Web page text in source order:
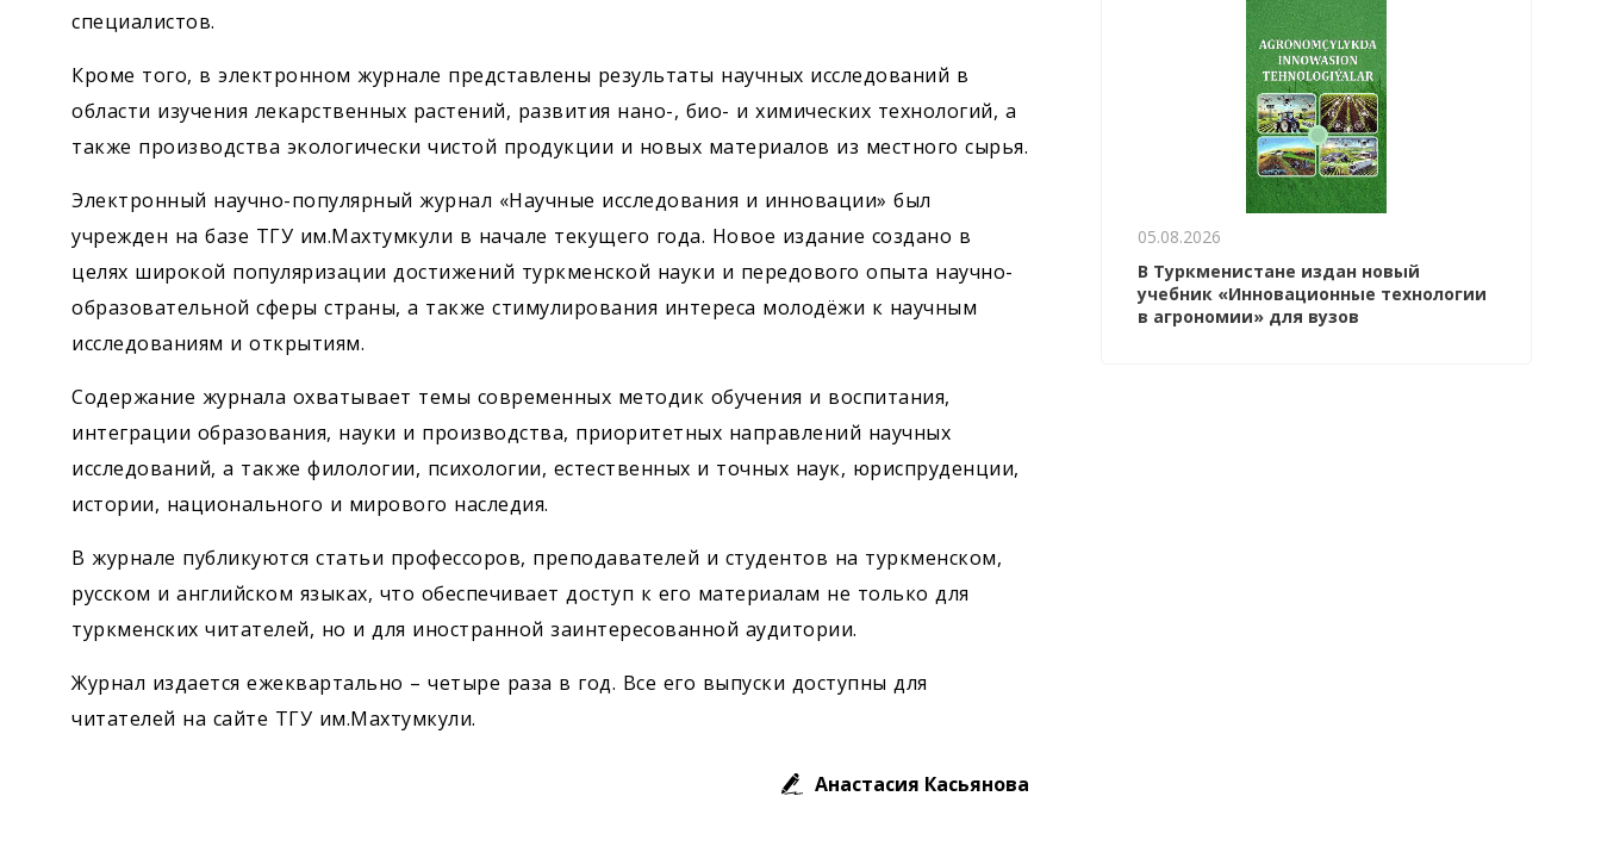
специалистов.
Кроме того, в электронном журнале представлены результаты научных исследований в
области изучения лекарственных растений, развития нано-, био- и химических технологий, а
также производства экологически чистой продукции и новых материалов из местного сырья.
Электронный научно-популярный журнал «Научные исследования и инновации» был
учрежден на базе ТГУ им.Махтумкули в начале текущего года. Новое издание создано в
целях широкой популяризации достижений туркменской науки и передового опыта научно-
образовательной сферы страны, а также стимулирования интереса молодёжи к научным
исследованиям и открытиям.
Содержание журнала охватывает темы современных методик обучения и воспитания,
интеграции образования, науки и производства, приоритетных направлений научных
исследований, а также филологии, психологии, естественных и точных наук, юриспруденции,
истории, национального и мирового наследия.
В журнале публикуются статьи профессоров, преподавателей и студентов на туркменском,
русском и английском языках, что обеспечивает доступ к его материалам не только для
туркменских читателей, но и для иностранной заинтересованной аудитории.
Журнал издается ежеквартально – четыре раза в год. Все его выпуски доступны для
читателей на сайте ТГУ им.Махтумкули.
Анастасия Касьянова
05.08.2026
В Туркменистане издан новый
учебник «Инновационные технологии
в агрономии» для вузов